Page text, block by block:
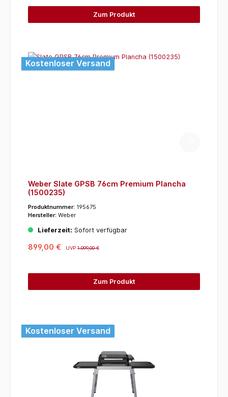
Zum Produkt
Kostenloser Versand
Weber Slate GPSB 76cm Premium Plancha
(1500235)
Produktnummer: 195675
Hersteller: Weber
Lieferzeit: Sofort verfügbar
899,00 € UVP1.099,00 €
Zum Produkt
Kostenloser Versand